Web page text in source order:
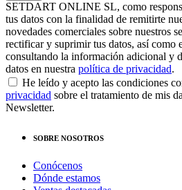
SETDART ONLINE SL, como
tus datos con la finalidad de remitirte
novedades comerciales sobre nuestros
rectificar y suprimir tus datos, así como
consultando la información adicional y
datos en nuestra política de privacidad.
He leído y acepto las condiciones
privacidad sobre el tratamiento de mis
Newsletter.
SOBRE NOSOTROS
Conócenos
Dónde estamos